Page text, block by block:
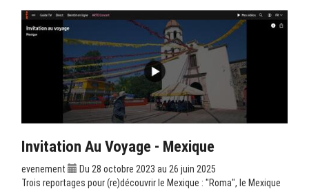
Invitation Au Voyage - Mexique
evenement
Du 28 octobre 2023 au 26 juin 2025
Trois reportages pour (re)découvrir le Mexique : "Roma", le Mexique